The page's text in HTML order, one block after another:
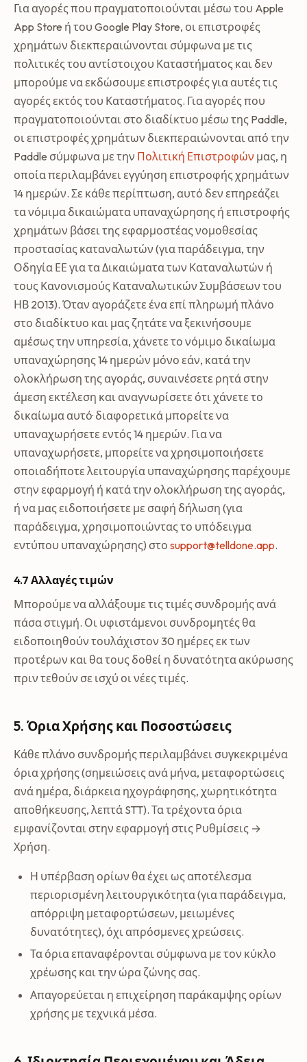
Για αγορές που πραγματοποιούνται μέσω του Apple
App Store ή του Google Play Store, οι επιστροφές
χρημάτων διεκπεραιώνονται σύμφωνα με τις
πολιτικές του αντίστοιχου Καταστήματος και δεν
μπορούμε να εκδώσουμε επιστροφές για αυτές τις
αγορές εκτός του Καταστήματος. Για αγορές που
πραγματοποιούνται στο διαδίκτυο μέσω της Paddle,
οι επιστροφές χρημάτων διεκπεραιώνονται από την
Paddle σύμφωνα με την Πολιτική Επιστροφών μας, η
οποία περιλαμβάνει εγγύηση επιστροφής χρημάτων
14 ημερών. Σε κάθε περίπτωση, αυτό δεν επηρεάζει
τα νόμιμα δικαιώματα υπαναχώρησης ή επιστροφής
χρημάτων βάσει της εφαρμοστέας νομοθεσίας
προστασίας καταναλωτών (για παράδειγμα, την
Οδηγία ΕΕ για τα Δικαιώματα των Καταναλωτών ή
τους Κανονισμούς Καταναλωτικών Συμβάσεων του
ΗΒ 2013). Όταν αγοράζετε ένα επί πληρωμή πλάνο
στο διαδίκτυο και μας ζητάτε να ξεκινήσουμε
αμέσως την υπηρεσία, χάνετε το νόμιμο δικαίωμα
υπαναχώρησης 14 ημερών μόνο εάν, κατά την
ολοκλήρωση της αγοράς, συναινέσετε ρητά στην
άμεση εκτέλεση και αναγνωρίσετε ότι χάνετε το
δικαίωμα αυτό· διαφορετικά μπορείτε να
υπαναχωρήσετε εντός 14 ημερών. Για να
υπαναχωρήσετε, μπορείτε να χρησιμοποιήσετε
οποιαδήποτε λειτουργία υπαναχώρησης παρέχουμε
στην εφαρμογή ή κατά την ολοκλήρωση της αγοράς,
ή να μας ειδοποιήσετε με σαφή δήλωση (για
παράδειγμα, χρησιμοποιώντας το υπόδειγμα
εντύπου υπαναχώρησης) στο support@telldone.app.
4.7 Αλλαγές τιμών
Μπορούμε να αλλάξουμε τις τιμές συνδρομής ανά
πάσα στιγμή. Οι υφιστάμενοι συνδρομητές θα
ειδοποιηθούν τουλάχιστον 30 ημέρες εκ των
προτέρων και θα τους δοθεί η δυνατότητα ακύρωσης
πριν τεθούν σε ισχύ οι νέες τιμές.
5. Όρια Χρήσης και Ποσοστώσεις
Κάθε πλάνο συνδρομής περιλαμβάνει συγκεκριμένα
όρια χρήσης (σημειώσεις ανά μήνα, μεταφορτώσεις
ανά ημέρα, διάρκεια ηχογράφησης, χωρητικότητα
αποθήκευσης, λεπτά STT). Τα τρέχοντα όρια
εμφανίζονται στην εφαρμογή στις Ρυθμίσεις →
Χρήση.
Η υπέρβαση ορίων θα έχει ως αποτέλεσμα
περιορισμένη λειτουργικότητα (για παράδειγμα,
απόρριψη μεταφορτώσεων, μειωμένες
δυνατότητες), όχι απρόσμενες χρεώσεις.
Τα όρια επαναφέρονται σύμφωνα με τον κύκλο
χρέωσης και την ώρα ζώνης σας.
Απαγορεύεται η επιχείρηση παράκαμψης ορίων
χρήσης με τεχνικά μέσα.